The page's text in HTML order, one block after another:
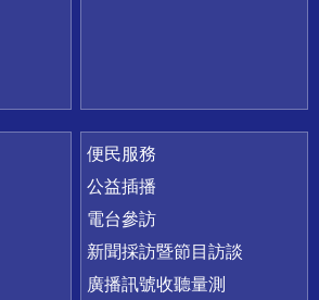
便民服務
公益插播
電台參訪
新聞採訪暨節目訪談
廣播訊號收聽量測